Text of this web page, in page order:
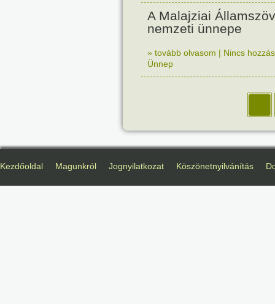
A Malajziai
nemzeti ünnepe
» tovább olvasom | Nincs
Ünnep
Kezdőoldal Magunkról Jognyilatkozat Köszönetnyilvánítás